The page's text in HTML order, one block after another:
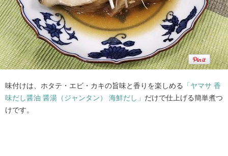
味付けは、ホタテ・エビ・カキの旨味と香りを楽しめる 「ヤマサ 香
味だし醤油 醤湯（ジャンタン） 海鮮だし」 だけで仕上げる簡単煮つ
けです。